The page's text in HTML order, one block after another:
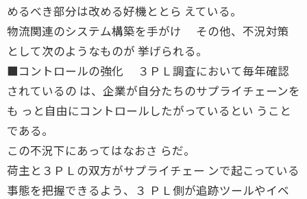
めるべき部分は改める好機ととら えている。
物流関連のシステム構築を手がけ その他、不況対策
として次のようなものが 挙げられる。
■コントロールの強化 ３ＰＬ調査において毎年確認
されているの は、企業が自分たちのサプライチェーンを
も っと自由にコントロールしたがっているとい うこと
である。
この不況下にあってはなおさ らだ。
荷主と３ＰＬの双方がサプライチェー ンで起こっている
事態を把握できるよう、３ ＰＬ側が追跡ツールやイベ